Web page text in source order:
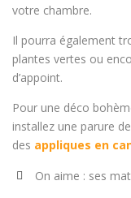
votre chambre.
Il pourra également
plantes vertes ou
d’appoint.
Pour une déco
installez une parure
des appliques en
On aime : ses